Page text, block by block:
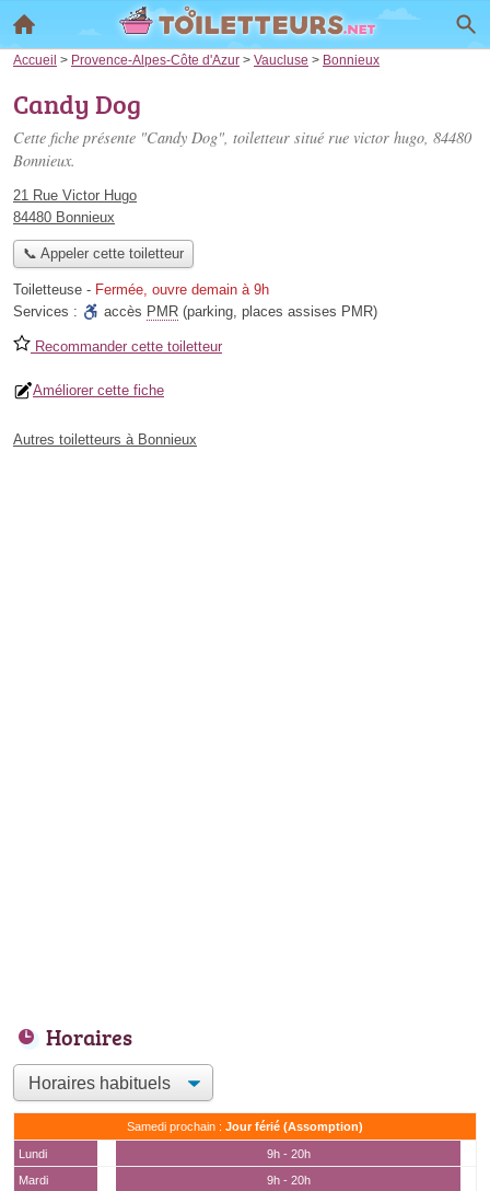
Accueil > Provence-Alpes-Côte d'Azur > Vaucluse > Bonnieux
Candy Dog
Cette fiche présente "Candy Dog", toiletteur situé rue victor hugo, 84480
Bonnieux.
21 Rue Victor Hugo
84480 Bonnieux
📞 Appeler cette toiletteur
Toiletteuse - Fermée, ouvre demain à 9h
Services :
accès PMR (parking, places assises PMR)
Recommander cette toiletteur
Améliorer cette fiche
Autres toiletteurs à Bonnieux
Horaires
Samedi prochain : Jour férié (Assomption)
Lundi
9h - 20h
Mardi
9h - 20h